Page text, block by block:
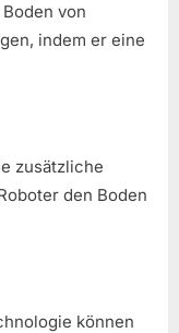
von
indem er eine
zusätzliche
den Boden
können